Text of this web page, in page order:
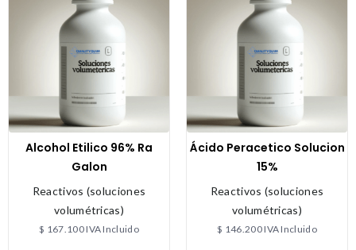
Alcohol Etilico 96% Ra
Galon
Reactivos (soluciones
volumétricas)
$ 167.100IVA Incluido
Ácido Peracetico Solucion
15%
Reactivos (soluciones
volumétricas)
$ 146.200IVA Incluido